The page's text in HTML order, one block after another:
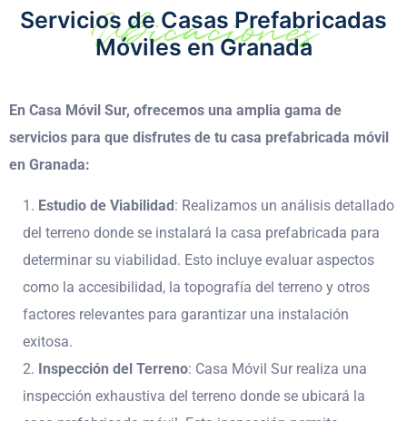
Ubicaciones
Servicios de Casas Prefabricadas
Móviles en Granada
En Casa Móvil Sur, ofrecemos una amplia gama de
servicios para que disfrutes de tu casa prefabricada móvil
en Granada:
Estudio de Viabilidad : Realizamos un análisis detallado
del terreno donde se instalará la casa prefabricada para
determinar su viabilidad. Esto incluye evaluar aspectos
como la accesibilidad, la topografía del terreno y otros
factores relevantes para garantizar una instalación
exitosa.
Inspección del Terreno: Casa Móvil Surrealiza una
inspección exhaustiva del terreno donde se ubicará la